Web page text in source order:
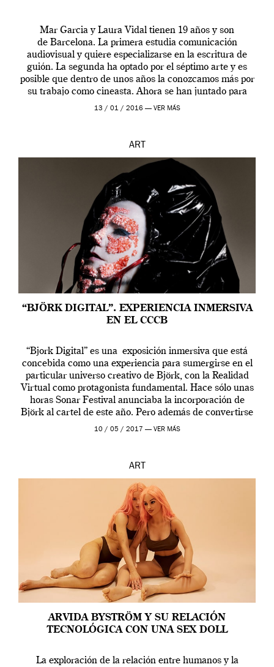
Mar Garcia y Laura Vidal tienen 19 años y son
de Barcelona. La primera estudia comunicación
audiovisual y quiere especializarse en la escritura de
guión. La segunda ha optado por el séptimo arte y es
posible que dentro de unos años la conozcamos más por
su trabajo como cineasta. Ahora se han juntado para
contarnos una […]
13 / 01 / 2016 — VER MÁS
ART
“BJÖRK DIGITAL”. EXPERIENCIA INMERSIVA
EN EL CCCB
“Bjork Digital” es una exposición inmersiva que está
concebida como una experiencia para sumergirse en el
particular universo creativo de Björk, con la Realidad
Virtual como protagonista fundamental. Hace sólo unas
horas Sonar Festival anunciaba la incorporación de
Björk al cartel de este año. Pero además de convertirse
en una de las actuaciones más relevantes […]
10 / 05 / 2017 — VER MÁS
ART
ARVIDA BYSTRÖM Y SU RELACIÓN
TECNOLÓGICA CON UNA SEX DOLL
La exploración de la relación entre humanos y la